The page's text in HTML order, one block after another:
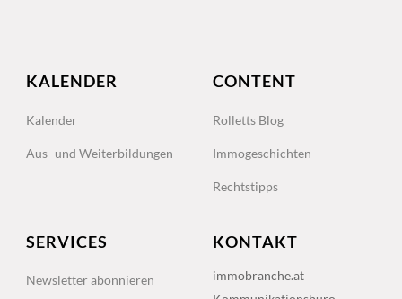
KALENDER
Kalender
Aus- und Weiterbildungen
CONTENT
Rolletts Blog
Immogeschichten
Rechtstipps
SERVICES
Newsletter abonnieren
KONTAKT
immobranche.at